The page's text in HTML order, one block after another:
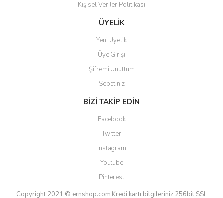
Gönder
Kişisel Veriler Politikası
ÜYELİK
Yeni Üyelik
Üye Girişi
Şifremi Unuttum
Sepetiniz
BİZİ TAKİP EDİN
Facebook
Twitter
Instagram
Youtube
Pinterest
Copyright 2021 © ernshop.com Kredi kartı bilgileriniz 256bit SSL